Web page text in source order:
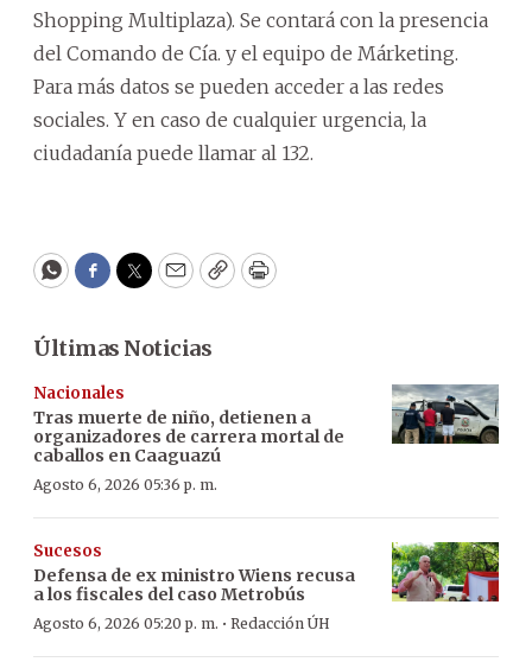
Shopping Multiplaza). Se contará con la presencia
del Comando de Cía. y el equipo de Márketing.
Para más datos se pueden acceder a las redes
sociales. Y en caso de cualquier urgencia, la
ciudadanía puede llamar al 132.
WhatsApp
Facebook
Twitter
EmailCopyPrint
Últimas Noticias
Nacionales
Tras muerte de niño, detienen a
organizadores de carrera mortal de
caballos en Caaguazú
Agosto 6, 2026 05:36 p. m.
Sucesos
Defensa de ex ministro Wiens recusa
a los fiscales del caso Metrobús
Agosto 6, 2026 05:20 p. m. · Redacción ÚH